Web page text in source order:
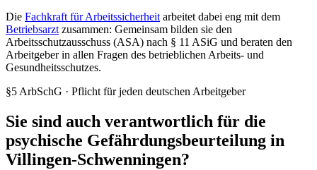
Die Fachkraft für Arbeitssicherheit arbeitet dabei eng mit dem
Betriebsarzt zusammen: Gemeinsam bilden sie den
Arbeitsschutzausschuss (ASA) nach § 11 ASiG und beraten den
Arbeitgeber in allen Fragen des betrieblichen Arbeits- und
Gesundheitsschutzes.
§5 ArbSchG · Pflicht für jeden deutschen Arbeitgeber
Sie sind auch verantwortlich für die
psychische Gefährdungsbeurteilung in
Villingen-Schwenningen?